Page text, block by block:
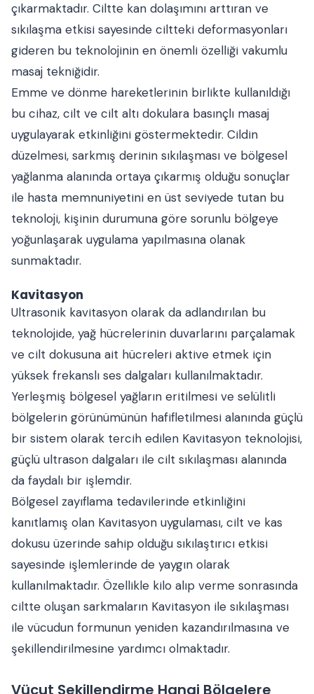
çıkarmaktadır. Ciltte kan dolaşımını arttıran ve
sıkılaşma etkisi sayesinde ciltteki deformasyonları
gideren bu teknolojinin en önemli özelliği vakumlu
masaj tekniğidir.
Emme ve dönme hareketlerinin birlikte kullanıldığı
bu cihaz, cilt ve cilt altı dokulara basınçlı masaj
uygulayarak etkinliğini göstermektedir. Cildin
düzelmesi, sarkmış derinin sıkılaşması ve bölgesel
yağlanma alanında ortaya çıkarmış olduğu sonuçlar
ile hasta memnuniyetini en üst seviyede tutan bu
teknoloji, kişinin durumuna göre sorunlu bölgeye
yoğunlaşarak uygulama yapılmasına olanak
sunmaktadır.
Kavitasyon
Ultrasonik kavitasyon olarak da adlandırılan bu
teknolojide, yağ hücrelerinin duvarlarını parçalamak
ve cilt dokusuna ait hücreleri aktive etmek için
yüksek frekanslı ses dalgaları kullanılmaktadır.
Yerleşmiş bölgesel yağların eritilmesi ve selülitli
bölgelerin görünümünün hafifletilmesi alanında güçlü
bir sistem olarak tercih edilen Kavitasyon teknolojisi,
güçlü ultrason dalgaları ile cilt sıkılaşması alanında
da faydalı bir işlemdir.
Bölgesel zayıflama tedavilerinde etkinliğini
kanıtlamış olan Kavitasyon uygulaması, cilt ve kas
dokusu üzerinde sahip olduğu sıkılaştırıcı etkisi
sayesinde işlemlerinde de yaygın olarak
kullanılmaktadır. Özellikle kilo alıp verme sonrasında
ciltte oluşan sarkmaların Kavitasyon ile sıkılaşması
ile vücudun formunun yeniden kazandırılmasına ve
şekillendirilmesine yardımcı olmaktadır.
Vücut Şekillendirme Hangi Bölgelere